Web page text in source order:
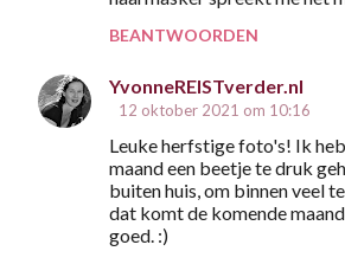
BEANTWOORDEN
YvonneREISTverder.nl
12 oktober 2021 om 10:16
Leuke herfstige foto's! Ik
maand een beetje te druk
buiten huis, om binnen veel
dat komt de komende
goed. :)